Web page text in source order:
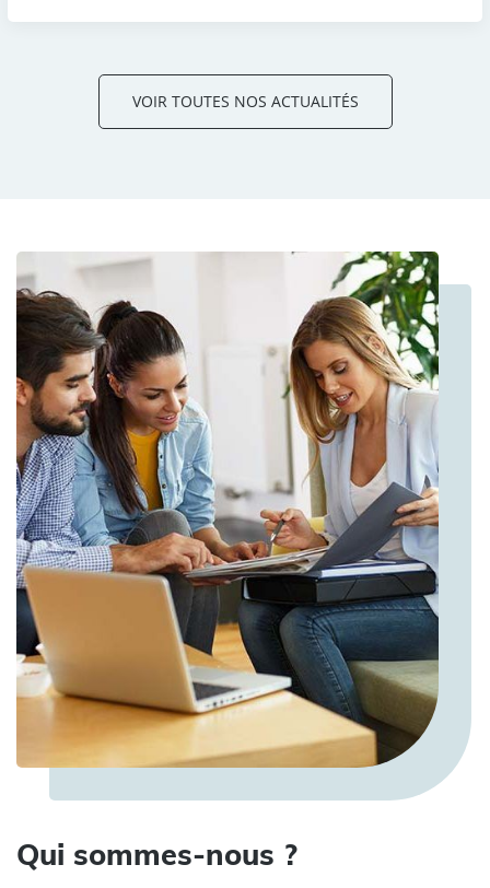
VOIR TOUTES NOS ACTUALITÉS
Qui sommes-nous ?